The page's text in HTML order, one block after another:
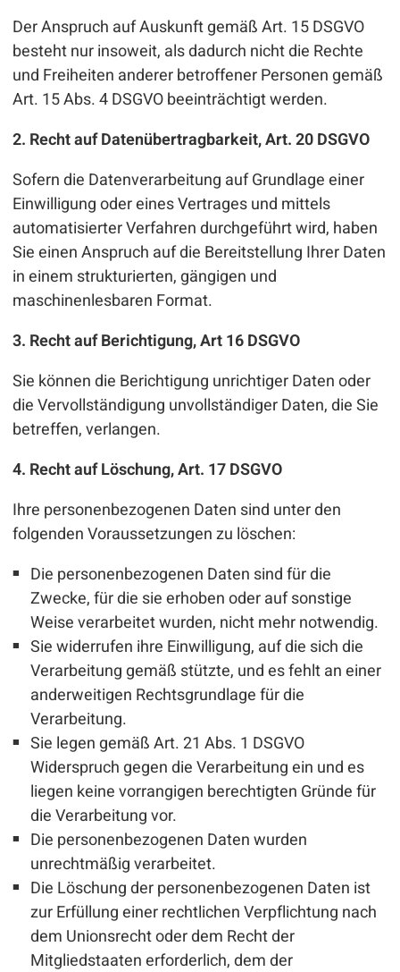
Der Anspruch auf Auskunft gemäß Art. 15 DSGVO
besteht nur insoweit, als dadurch nicht die Rechte
und Freiheiten anderer betroffener Personen gemäß
Art. 15 Abs. 4 DSGVO beeinträchtigt werden.
2. Recht auf Datenübertragbarkeit, Art. 20 DSGVO
Sofern die Datenverarbeitung auf Grundlage einer
Einwilligung oder eines Vertrages und mittels
automatisierter Verfahren durchgeführt wird, haben
Sie einen Anspruch auf die Bereitstellung Ihrer Daten
in einem strukturierten, gängigen und
maschinenlesbaren Format.
3. Recht auf Berichtigung, Art 16 DSGVO
Sie können die Berichtigung unrichtiger Daten oder
die Vervollständigung unvollständiger Daten, die Sie
betreffen, verlangen.
4. Recht auf Löschung, Art. 17 DSGVO
Ihre personenbezogenen Daten sind unter den
folgenden Voraussetzungen zu löschen:
Die personenbezogenen Daten sind für die
Zwecke, für die sie erhoben oder auf sonstige
Weise verarbeitet wurden, nicht mehr notwendig.
Sie widerrufen ihre Einwilligung, auf die sich die
Verarbeitung gemäß stützte, und es fehlt an einer
anderweitigen Rechtsgrundlage für die
Verarbeitung.
Sie legen gemäß Art. 21 Abs. 1 DSGVO
Widerspruch gegen die Verarbeitung ein und es
liegen keine vorrangigen berechtigten Gründe für
die Verarbeitung vor.
Die personenbezogenen Daten wurden
unrechtmäßig verarbeitet.
Die Löschung der personenbezogenen Daten ist
zur Erfüllung einer rechtlichen Verpflichtung nach
dem Unionsrecht oder dem Recht der
Mitgliedstaaten erforderlich, dem der